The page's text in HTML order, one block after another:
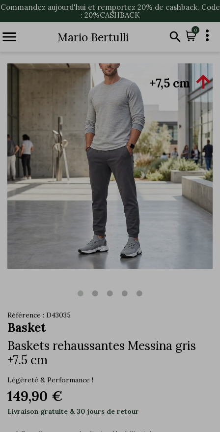
Commandez aujourd'hui et remportez 20% de cashback. Code
: 20%CASHBACK
 Mario Bertulli  0 
+7,5 cm 
Référence : D43035
Basket
Baskets rehaussantes Messina gris
+7.5 cm
Légèreté & Performance !
149,90 €
Livraison gratuite & 30 jours de retour